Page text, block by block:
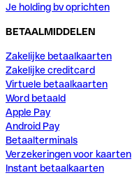
Je holding bv oprichten
BETAALMIDDELEN
Zakelijke betaalkaarten
Zakelijke creditcard
Virtuele betaalkaarten
Word betaald
Apple Pay
Android Pay
Betaalterminals
Verzekeringen voor kaarten
Instant betaalkaarten